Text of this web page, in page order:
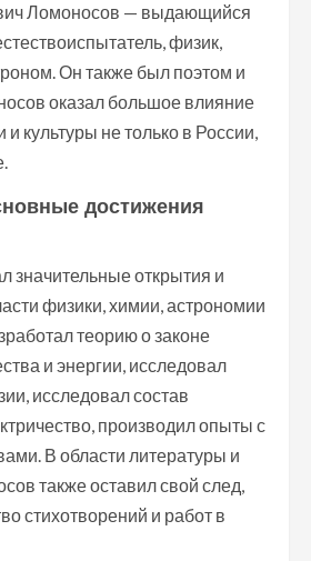
Ломоносов — выдающийся
физик,
Он также был поэтом и
оказал большое влияние
и культуры не только в России,
достижения
значительные открытия и
физики, химии, астрономии
теорию о законе
и энергии, исследовал
исследовал состав
производил опыты с
В области литературы и
также оставил свой след,
стихотворений и работ в